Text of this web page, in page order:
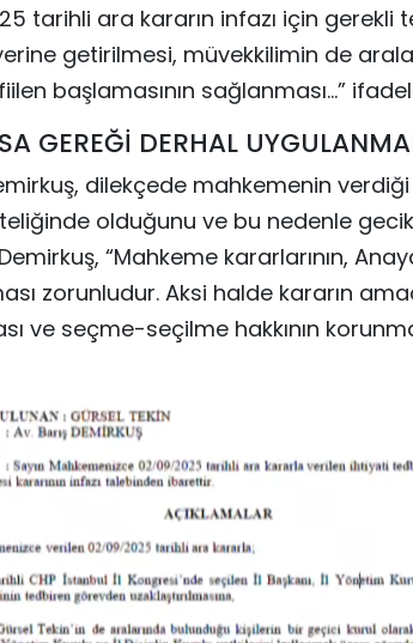
tarihli ara kararın infazı için gerekli
getirilmesi, müvekkilimin de
başlamasının sağlanması…”
GEREĞİ DERHAL
dilekçede mahkemenin
olduğunu ve bu nedenle
“Mahkeme kararlarının,
zorunludur. Aksi halde kararın
ve seçme-seçilme hakkının